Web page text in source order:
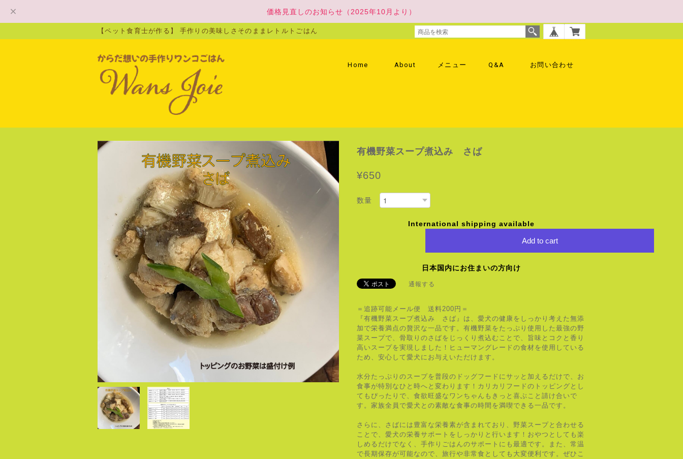
価格見直しのお知らせ（2025年10月より）
【ペット食育士が作る】 手作りの美味しさそのままレトルトごはん
Home About メニュー Q&A お問い合わせ
有機野菜スープ煮込み さば
¥650
数量
International shipping available
Add to cart
日本国内にお住まいの方向け
通報する
＝追跡可能メール便 送料200円＝
『有機野菜スープ煮込み さば』は、愛犬の健康をしっかり考えた無添
加で栄養満点の贅沢な一品です。有機野菜をたっぷり使用した最強の野
菜スープで、骨取りのさばをじっくり煮込むことで、旨味とコクと香り
高いスープを実現しました！ヒューマングレードの食材を使用している
ため、安心して愛犬にお与えいただけます。
水分たっぷりのスープを普段のドッグフードにサッと加えるだけで、お
食事が特別なひと時へと変わります！カリカリフードのトッピングとし
てもぴったりで、食欲旺盛なワンちゃんもきっと喜ぶこと請け合いで
す。家族全員で愛犬との素敵な食事の時間を満喫できる一品です。
さらに、さばには豊富な栄養素が含まれており、野菜スープと合わせる
ことで、愛犬の栄養サポートをしっかりと行います！おやつとしても楽
しめるだけでなく、手作りごはんのサポートにも最適です。また、常温
で長期保存が可能なので、旅行や非常食としても大変便利です。ぜひこ